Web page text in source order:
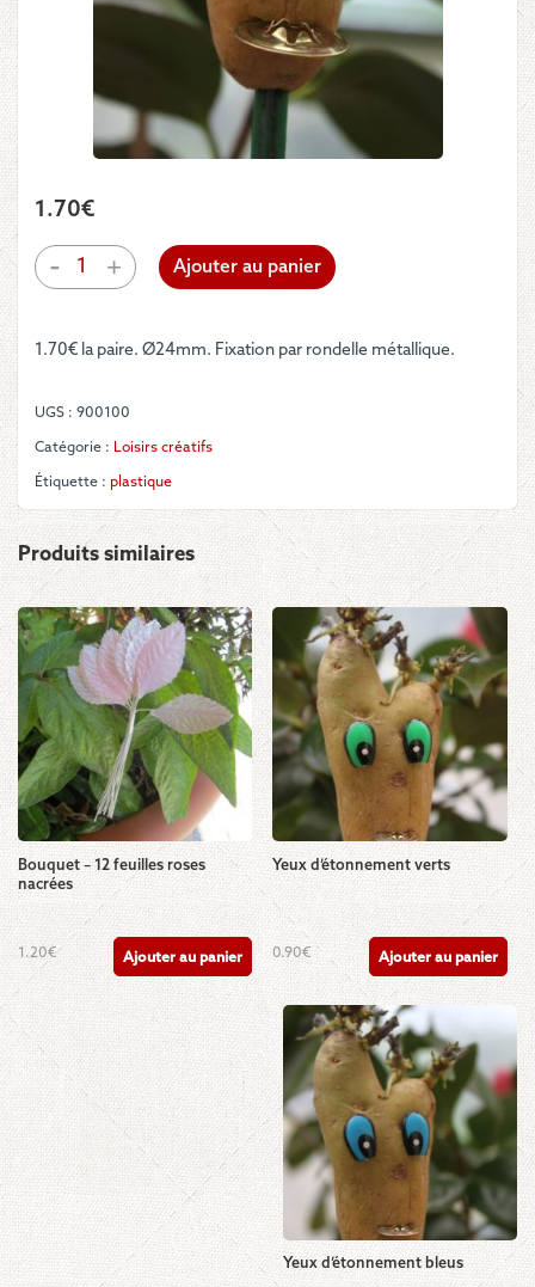
1.70€
-
quantité
de
+ Ajouter au panier
1.70€ la paire. Ø24mm. Fixation par rondelle métallique.
UGS : 900100
Catégorie : Loisirs créatifs
Étiquette : plastique
Produits similaires
Bouquet – 12 feuilles roses
nacrées
1.20€ Ajouter au panier
Yeux d’étonnement verts
0.90€ Ajouter au panier
Yeux d’étonnement bleus